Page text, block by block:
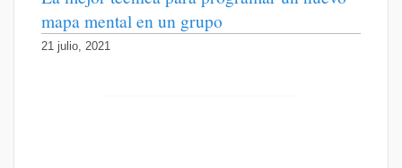
mapa mental en un grupo
21 julio, 2021